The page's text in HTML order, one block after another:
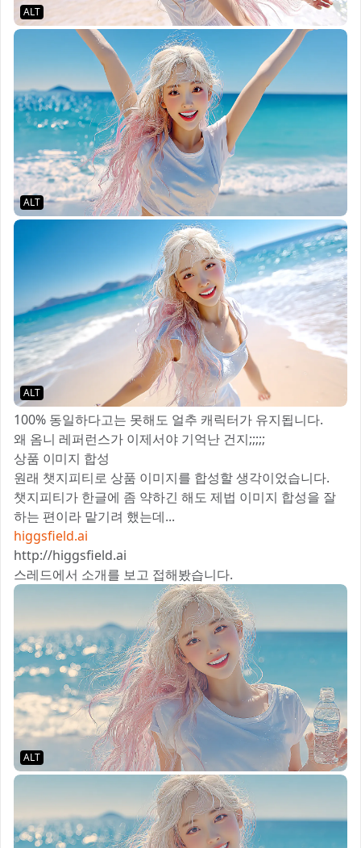
ALT
ALT
ALT
100% 동일하다고는 못해도 얼추 캐릭터가 유지됩니다.
왜 옴니 레퍼런스가 이제서야 기억난 건지;;;;;
상품 이미지 합성
원래 챗지피티로 상품 이미지를 합성할 생각이었습니다.
챗지피티가 한글에 좀 약하긴 해도 제법 이미지 합성을 잘
하는 편이라 맡기려 했는데...
higgsfield.ai
http://higgsfield.ai
스레드에서 소개를 보고 접해봤습니다.
ALT